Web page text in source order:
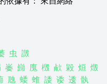
虫 譭
崣 巋 廆 檓 欳 毇 烜 燬
虺 蜲 蜼 諉 诿 逶 骫